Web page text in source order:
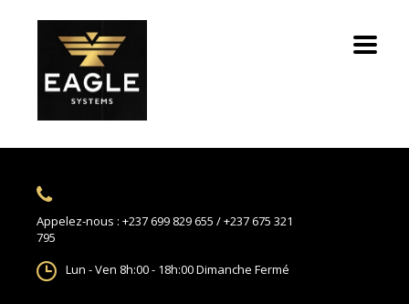
Appelez-nous : +237 699 829 655 / +237 675 321
795
Lun - Ven 8h:00 - 18h:00Dimanche Fermé